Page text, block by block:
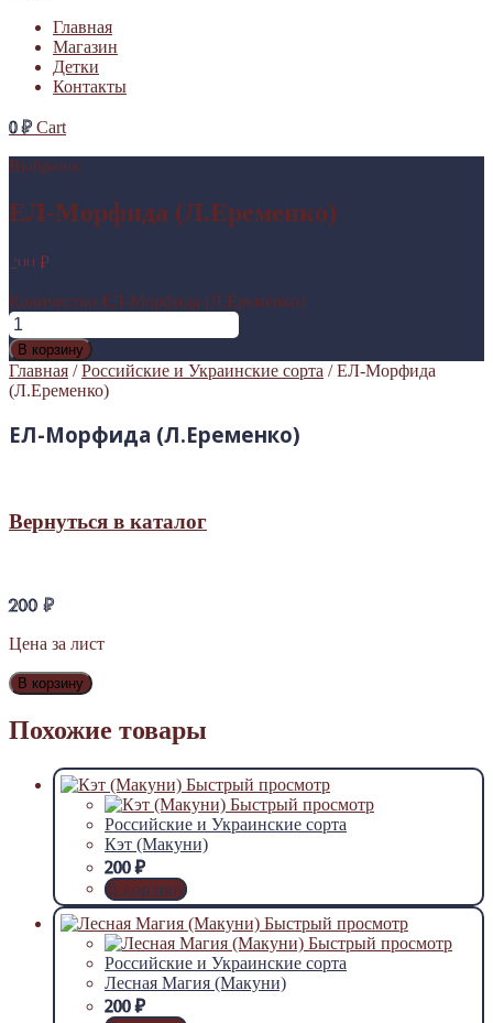
Главная
Магазин
Детки
Контакты
0₽ Cart
Выбрано:
ЕЛ-Морфида (Л.Еременко)
200 ₽
Количество ЕЛ-Морфида (Л.Еременко)
В корзину
Главная /Российские и Украинские сорта / ЕЛ-Морфида
(Л.Еременко)
ЕЛ-Морфида (Л.Еременко)
Вернуться в каталог
200₽
Цена за лист
В корзину
Похожие товары
Быстрый просмотр
Быстрый просмотр
Российские и Украинские сорта
Кэт (Макуни)
200₽
В корзину
Быстрый просмотр
Быстрый просмотр
Российские и Украинские сорта
Лесная Магия (Макуни)
200₽